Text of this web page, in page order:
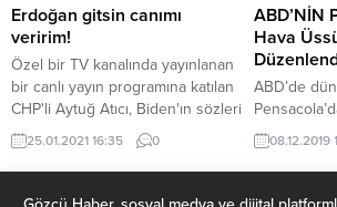
Gözlemevi" adlı kuruluş,...
Yetkililer
bedeninin
eski eşi
Erdoğan gitsin canımı
veririm!
Özel bir TV kanalında yayınlanan
bir canlı yayın programına katılan
CHP'li Aytuğ Atıcı, Biden'ın sözleri
ile ilgili yaptığı
açıklamada 'Erdoğan gitsin diye
canımı veririm' dedi. Biden'ın
Türkiye iç siyasetine müdahale
25.01.2021 16:35 0
ABD’NİN
Hava
ABD’de
düzenlendı.
mensubu
08.12.2019